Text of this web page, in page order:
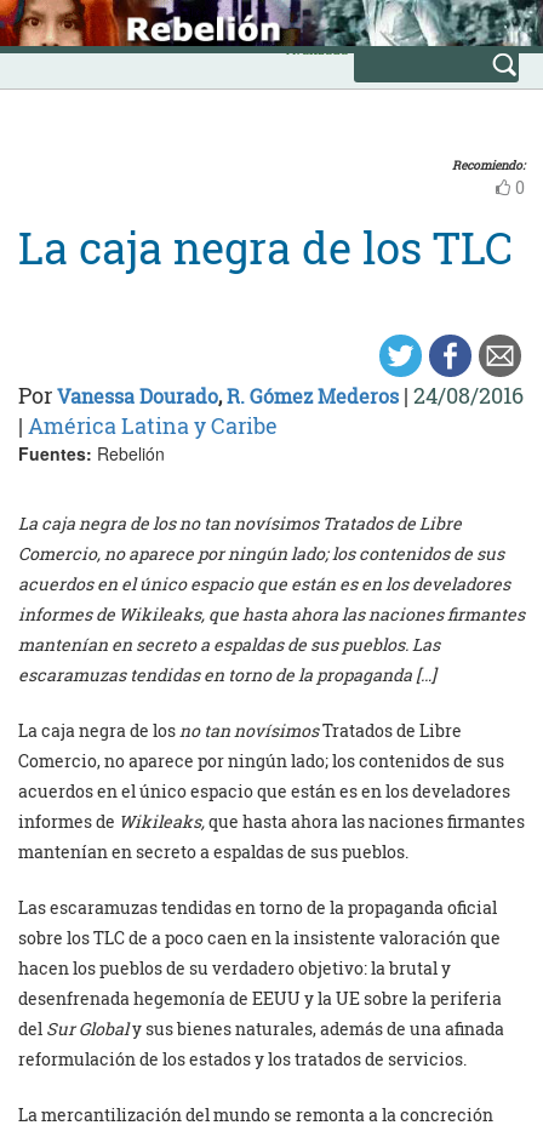
Skip
to
content
INICIO
Avanzada
Recomiendo:
0
La caja negra de los TLC
PorVanessa Dourado,R. Gómez Mederos | 24/08/2016
| América Latina y Caribe
Fuentes: Rebelión
La caja negra de los no tan novísimos Tratados de Libre
Comercio, no aparece por ningún lado; los contenidos de sus
acuerdos en el único espacio que están es en los develadores
informes de Wikileaks, que hasta ahora las naciones firmantes
mantenían en secreto a espaldas de sus pueblos. Las
escaramuzas tendidas en torno de la propaganda […]
La caja negra de losno tan novísimosTratados de Libre
Comercio, no aparece por ningún lado; los contenidos de sus
acuerdos en el único espacio que están es en los develadores
informes de Wikileaks,que hasta ahora las naciones firmantes
mantenían en secretoa espaldas de sus pueblos.
Las escaramuzas tendidas en torno de la propaganda oficial
sobre los TLC de a poco caen en la insistente valoración que
hacen los pueblos de su verdadero objetivo: la brutal y
desenfrenada hegemonía de EEUU y la UE sobre la periferia
del Sur Globaly sus bienes naturales, además de una afinada
reformulación de los estados y los tratados de servicios.
La mercantilización del mundo se remonta a la concreción